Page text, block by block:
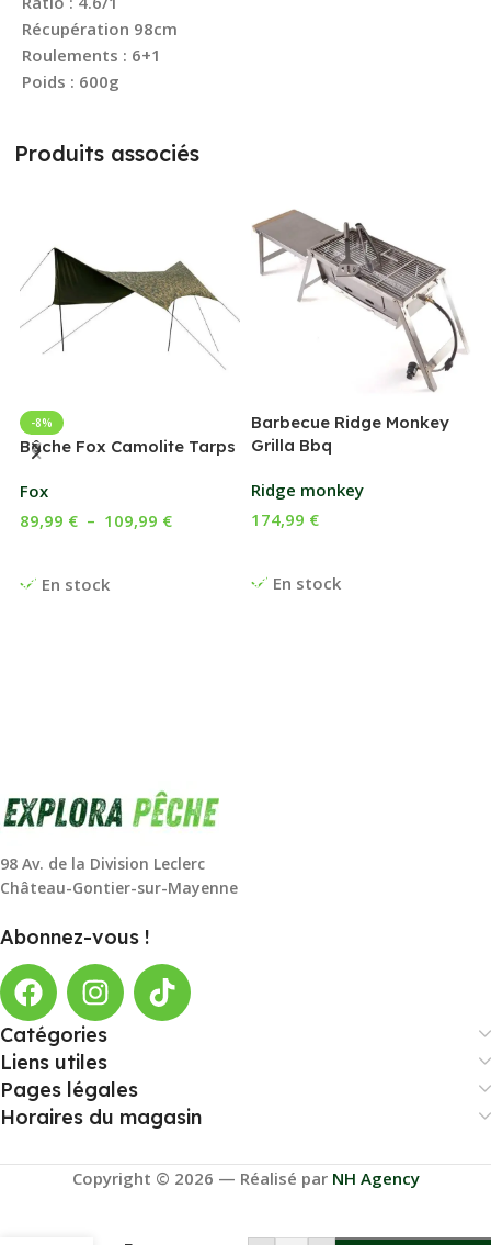
Récupération 98cm
Roulements : 6+1
Poids : 600g
Produits associés
-8%
Bâche Fox Camolite Tarps
Fox
En stock
89,99 € – 109,99 €
Barbecue Ridge Monkey
Grilla Bbq
Ridge monkey
En stock
174,99 €
98 Av. de la Division Leclerc
Château-Gontier-sur-Mayenne
Abonnez-vous !
Catégories
Liens utiles
Pages légales
Horaires du magasin
Copyright © 2026 — Réalisé par NH Agency